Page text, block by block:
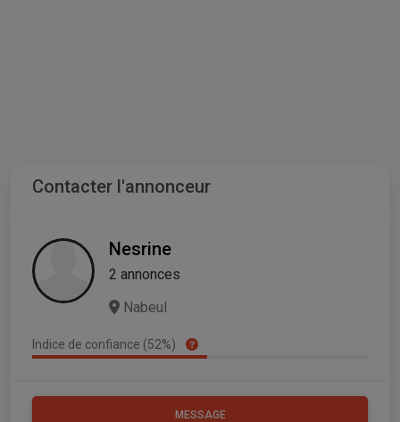
Contacter l'annonceur
Nesrine
2 annonces
Nabeul
Indice de confiance (52%)
MESSAGE